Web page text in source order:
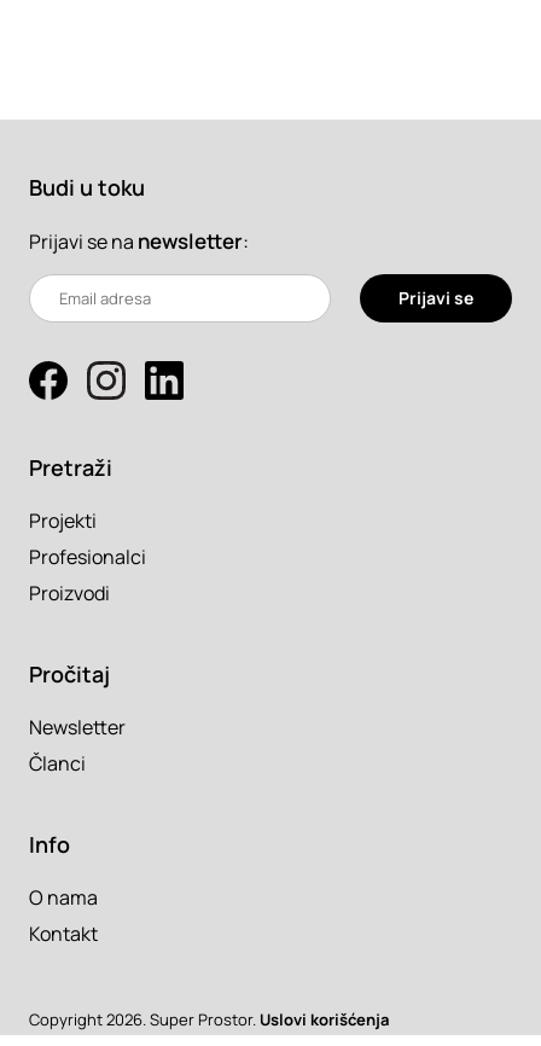
Budi u toku
Prijavi se na newsletter:
Prijavi se
Pretraži
Projekti
Profesionalci
Proizvodi
Pročitaj
Newsletter
Članci
Info
O nama
Kontakt
Copyright 2026. Super Prostor. Uslovi korišćenja